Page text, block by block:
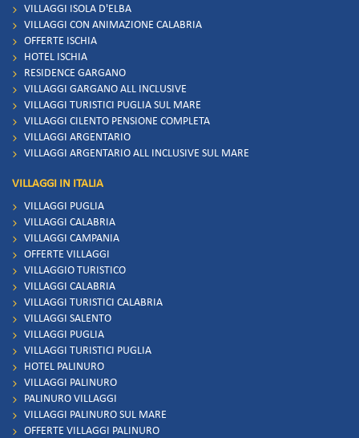
VILLAGGI ISOLA D'ELBA
VILLAGGI CON ANIMAZIONE CALABRIA
OFFERTE ISCHIA
HOTEL ISCHIA
RESIDENCE GARGANO
VILLAGGI GARGANO ALL INCLUSIVE
VILLAGGI TURISTICI PUGLIA SUL MARE
VILLAGGI CILENTO PENSIONE COMPLETA
VILLAGGI ARGENTARIO
VILLAGGI ARGENTARIO ALL INCLUSIVE SUL MARE
VILLAGGI IN ITALIA
VILLAGGI PUGLIA
VILLAGGI CALABRIA
VILLAGGI CAMPANIA
OFFERTE VILLAGGI
VILLAGGIO TURISTICO
VILLAGGI CALABRIA
VILLAGGI TURISTICI CALABRIA
VILLAGGI SALENTO
VILLAGGI PUGLIA
VILLAGGI TURISTICI PUGLIA
HOTEL PALINURO
VILLAGGI PALINURO
PALINURO VILLAGGI
VILLAGGI PALINURO SUL MARE
OFFERTE VILLAGGI PALINURO